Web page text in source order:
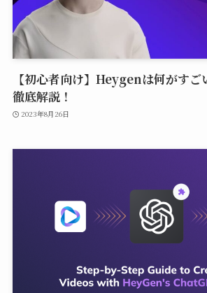
【初心者向け】Heygenは何がすご
徹底解説！
2023年8月26日